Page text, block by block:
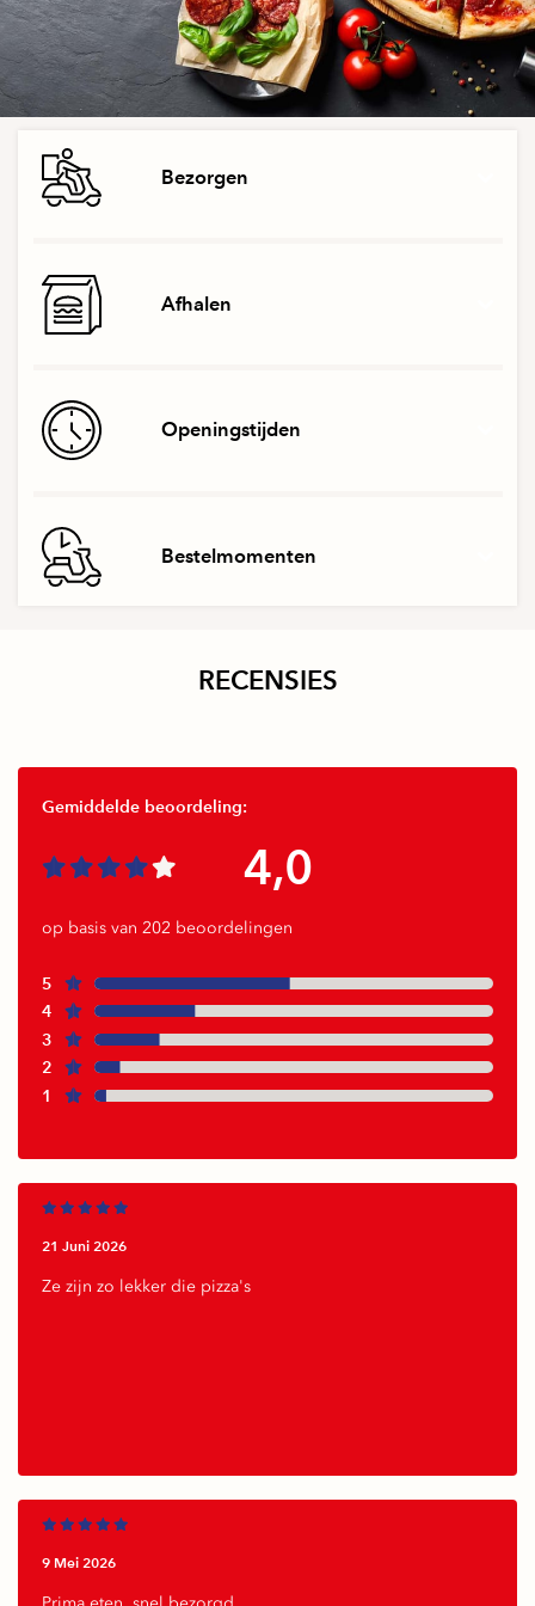
Bezorgen
Afhalen
Openingstijden
Bestelmomenten
RECENSIES
Gemiddelde beoordeling:
4,0
op basis van 202 beoordelingen
5
4
3
2
1
21 Juni 2026
Ze zijn zo lekker die pizza's
9 Mei 2026